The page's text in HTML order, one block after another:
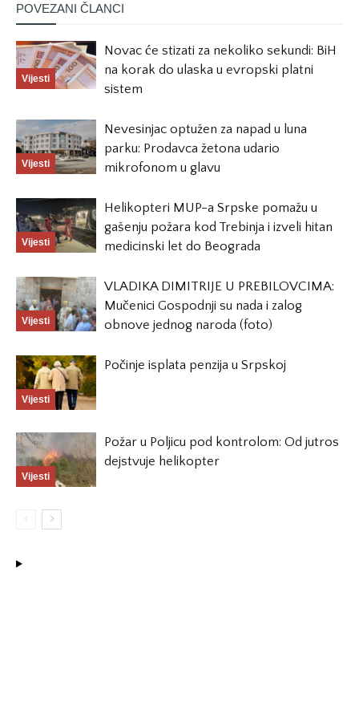
POVEZANI ČLANCI
Vijesti
Novac će stizati za nekoliko sekundi: BiH
na korak do ulaska u evropski platni
sistem
Vijesti
Nevesinjac optužen za napad u luna
parku: Prodavca žetona udario
mikrofonom u glavu
Vijesti
Helikopteri MUP-a Srpske pomažu u
gašenju požara kod Trebinja i izveli hitan
medicinski let do Beograda
Vijesti
VLADIKA DIMITRIJE U PREBILOVCIMA:
Mučenici Gospodnji su nada i zalog
obnove jednog naroda (foto)
Vijesti
Počinje isplata penzija u Srpskoj
Vijesti
Požar u Poljicu pod kontrolom: Od jutros
dejstvuje helikopter